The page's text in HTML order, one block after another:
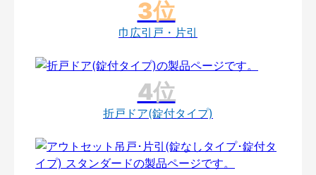
巾広引戸・片引
折戸ドア(錠付タイプ)